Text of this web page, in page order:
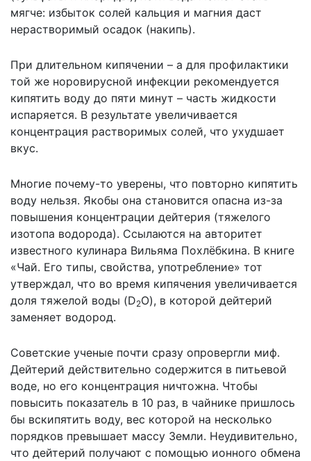
мягче: избыток солей кальция и магния даст
нерастворимый осадок (накипь).
При длительном кипячении – а для профилактики
той же норовирусной инфекции рекомендуется
кипятить воду до пяти минут – часть жидкости
испаряется. В результате увеличивается
концентрация растворимых солей, что ухудшает
вкус.
Многие почему-то уверены, что повторно кипятить
воду нельзя. Якобы она становится опасна из-за
повышения концентрации дейтерия (тяжелого
изотопа водорода). Ссылаются на авторитет
известного кулинара Вильяма Похлёбкина. В книге
«Чай. Его типы, свойства, употребление» тот
утверждал, что во время кипячения увеличивается
доля тяжелой воды (D2O), в которой дейтерий
заменяет водород.
Советские ученые почти сразу опровергли миф.
Дейтерий действительно содержится в питьевой
воде, но его концентрация ничтожна. Чтобы
повысить показатель в 10 раз, в чайнике пришлось
бы вскипятить воду, вес которой на несколько
порядков превышает массу Земли. Неудивительно,
что дейтерий получают с помощью ионного обмена